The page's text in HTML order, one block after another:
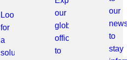
Looking
for
a
solution?
our
global
offices
to
our
to
stay